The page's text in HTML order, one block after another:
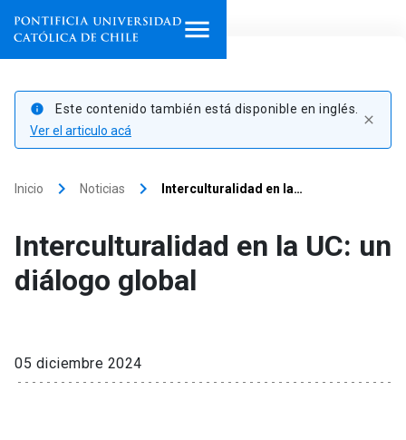
Programas de estudio
institutos
Investigación
Internacionalización
info
Este contenido también está disponible en inglés.
Ver el articulo acá
close
Inicio keyboard_arrow_right Noticias keyboard_arrow_right Interculturalidad en la…
Interculturalidad en la UC: un
diálogo global
05 diciembre 2024